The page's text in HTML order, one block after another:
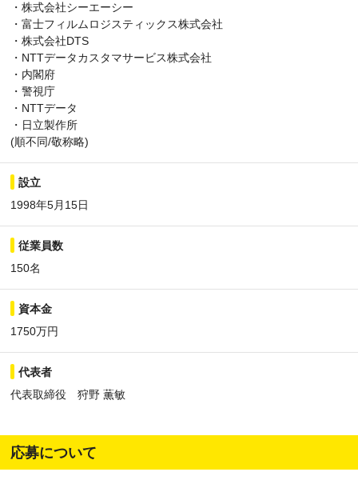
・株式会社シーエーシー
・富士フィルムロジスティックス株式会社
・株式会社DTS
・NTTデータカスタマサービス株式会社
・内閣府
・警視庁
・NTTデータ
・日立製作所
(順不同/敬称略)
設立
1998年5月15日
従業員数
150名
資本金
1750万円
代表者
代表取締役 狩野 薫敏
応募について